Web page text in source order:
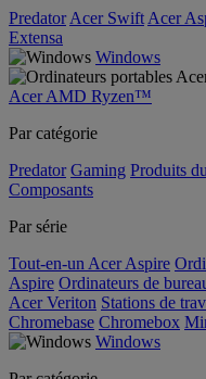
Predator Acer Swift Acer
Extensa
Windows
Acer AMD Ryzen™
Par catégorie
Predator Gaming Produits
Composants
Par série
Tout-en-un Acer Aspire
Aspire Ordinateurs de
Acer Veriton Stations de
Chromebase Chromebox
Windows